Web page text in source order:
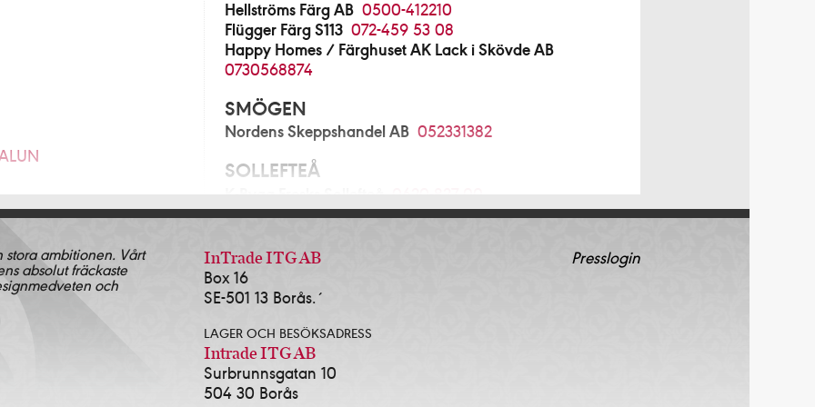
Tapet Alingsås 0322-
AB
Hellströms Färg AB 0500-412210
Flügger Färg S113 072-459 53 08
Happy Homes / Färghuset AK Lack i Skövde AB
0730568874
SMÖGEN
Nordens Skeppshandel AB 052331382
SOLLEFTEÅ
Norrort Färg & Tapetlager AB
Blå Huset i Sollentuna AB
Färgscalan Sthlm AB
SORSELE
Lidens Järnhandel AB
InTrade ITG AB
Box 16
SE-501 13 Borås.´
LAGER OCH BESÖKSADRESS
Intrade ITG AB
Surbrunnsgatan 10
504 30 Borås
Presslogin
ambitionen. Vårt
absolut fräckaste
och